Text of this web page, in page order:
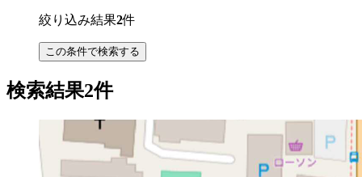
絞り込み結果2件
検索結果2件